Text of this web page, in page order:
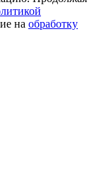
на обработку